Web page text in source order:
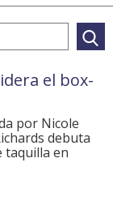
el box-
por Nicole
debuta
taquilla en